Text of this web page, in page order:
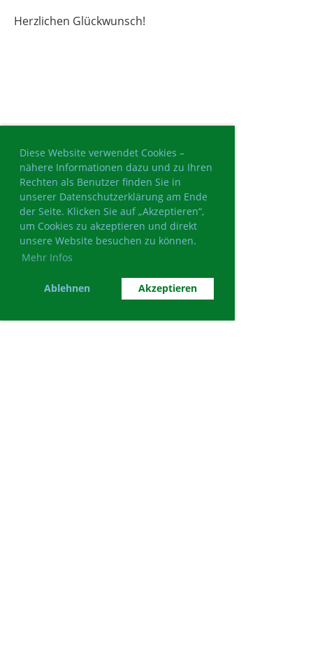
Diese Website verwendet Cookies –
nähere Informationen dazu und zu Ihren
Rechten als Benutzer finden Sie in
unserer Datenschutzerklärung am Ende
der Seite. Klicken Sie auf „Akzeptieren“,
um Cookies zu akzeptieren und direkt
unsere Website besuchen zu können.
Mehr Infos
Ablehnen Akzeptieren
Herzlichen Glückwunsch!